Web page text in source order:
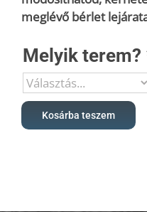
meglévő bérlet
Melyik terem?
Kosárba teszem